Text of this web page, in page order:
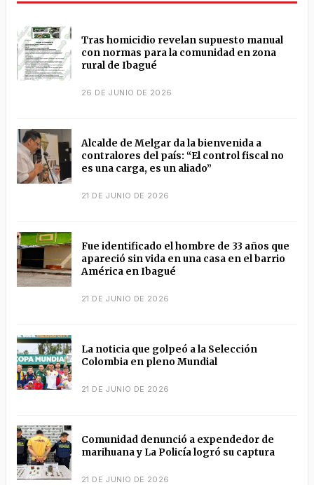
Tras homicidio revelan supuesto manual
con normas para la comunidad en zona
rural de Ibagué
26 DE JUNIO DE 2026
Alcalde de Melgar da la bienvenida a
contralores del país: “El control fiscal no
es una carga, es un aliado”
21 DE JUNIO DE 2026
Fue identificado el hombre de 33 años que
apareció sin vida en una casa en el barrio
América en Ibagué
21 DE JUNIO DE 2026
La noticia que golpeó a la Selección
Colombia en pleno Mundial
21 DE JUNIO DE 2026
Comunidad denunció a expendedor de
marihuana y La Policía logró su captura
21 DE JUNIO DE 2026